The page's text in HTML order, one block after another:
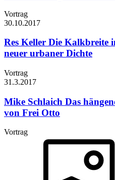
Vortrag
30.10.2017
Res Keller Die Kalkbreite
neuer urbaner Dichte
Vortrag
31.3.2017
Mike Schlaich Das
von Frei Otto
Vortrag